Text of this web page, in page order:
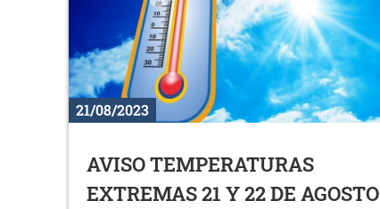
21/08/2023
AVISO TEMPERATURAS
EXTREMAS 21 Y 22 DE AGOSTO